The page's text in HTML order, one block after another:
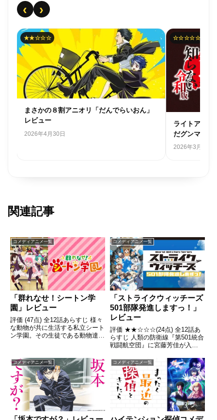
‹ ›
★★☆☆☆
まさかの８割アニオリ「だんでらいおん」
レビュー
2026年4月30日
☆☆☆☆☆
ライトアニメ
だグンマを知
2026年3月28日
関連記事
コメディアニメ一覧
「群れなせ！シートン学
園」レビュー
評価 (47点) 全12話あらすじ 様々
な動物が共に生活する私立シート
ン学園。その生徒である動物達は
ピエンス）・間様 人は肩身の狭
い高校生活を余儀なくされてい
た。引用- Wikip...
コメディアニメ一覧
「ストライクウィッチーズ
501部隊発進しますっ！」
レビュー
評価 ★★☆☆☆(24点) 全12話あ
らすじ 人類の防衛線『第501統合
戦闘航空団』に宮藤芳佳が入
ウロイはなかなかやってこず引
用- Wikipedia
コメディアニメ一覧 コメディアニメ一覧